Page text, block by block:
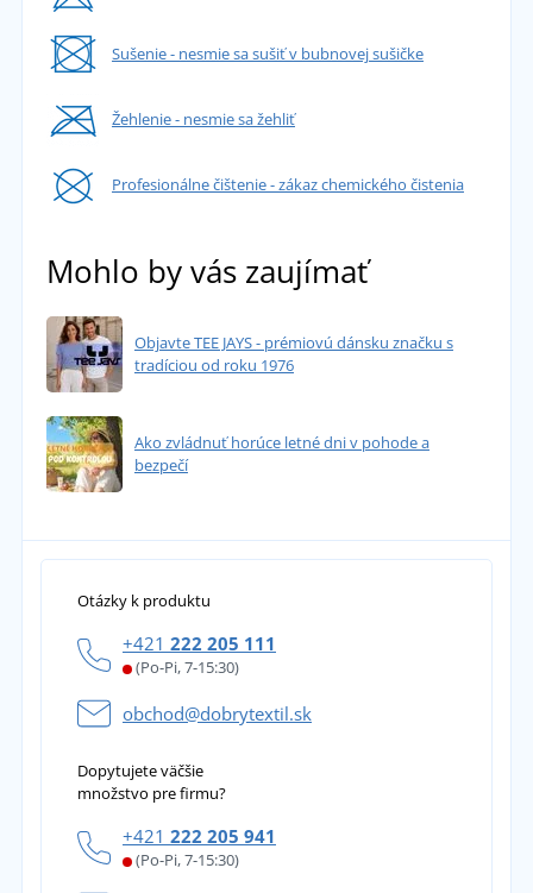
Sušenie - nesmie sa sušiť v bubnovej sušičke
Žehlenie - nesmie sa žehliť
Profesionálne čištenie - zákaz chemického čistenia
Mohlo by vás zaujímať
Objavte TEE JAYS - prémiovú dánsku značku s
tradíciou od roku 1976
Ako zvládnuť horúce letné dni v pohode a
bezpečí
Otázky k produktu
+421 222 205 111
(Po-Pi, 7-15:30)
obchod@dobrytextil.sk
Dopytujete väčšie
množstvo pre firmu?
+421 222 205 941
(Po-Pi, 7-15:30)